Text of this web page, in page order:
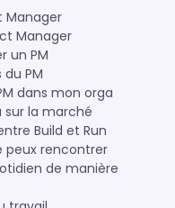
Manager
Manager
un PM
PM
dans mon orga
sur la marché
Build et Run
peux rencontrer
de manière